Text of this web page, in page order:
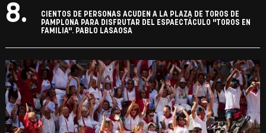
8.
CIENTOS DE PERSONAS ACUDEN A LA PLAZA DE TOROS DE
PAMPLONA PARA DISFRUTAR DEL ESPAECTÁCULO "TOROS EN
FAMILIA". PABLO LASAOSA